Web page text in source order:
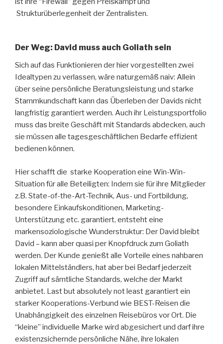
Strukturüberlegenheit der Zentralisten.
Der Weg: David muss auch Goliath sein
Sich auf das Funktionieren der hier vorgestellten zwei
Idealtypen zu verlassen, wäre naturgemäß naiv: Allein
über seine persönliche Beratungsleistung und starke
Stammkundschaft kann das Überleben der Davids nicht
langfristig garantiert werden. Auch ihr Leistungsportfolio
muss das breite Geschäft mit Standards abdecken, auch
sie müssen alle tagesgeschäftlichen Bedarfe effizient
bedienen können.
Hier schafft die starke Kooperation eine Win-Win-
Situation für alle Beteiligten: Indem sie für ihre Mitglieder
z.B. State-of-the-Art-Technik, Aus- und Fortbildung,
besondere Einkaufskonditionen, Marketing-
Unterstützung etc. garantiert, entsteht eine
markensoziologische Wunderstruktur: Der David bleibt
David – kann aber quasi per Knopfdruck zum Goliath
werden. Der Kunde genießt alle Vorteile eines nahbaren
lokalen Mittelständlers, hat aber bei Bedarf jederzeit
Zugriff auf sämtliche Standards, welche der Markt
anbietet. Last but absolutely not least garantiert ein
starker Kooperations-Verbund wie BEST-Reisen die
Unabhängigkeit des einzelnen Reisebüros vor Ort. Die
“kleine” individuelle Marke wird abgesichert und darf ihre
existenzsichernde persönliche Nähe, ihre lokalen